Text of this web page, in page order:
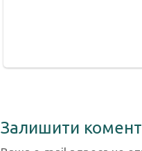
Залишити